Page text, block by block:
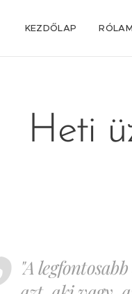
KEZDŐLAP RÓLAM
Heti
"A